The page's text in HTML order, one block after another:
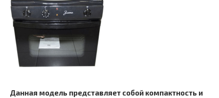
Данная модель представляет собой компактность и